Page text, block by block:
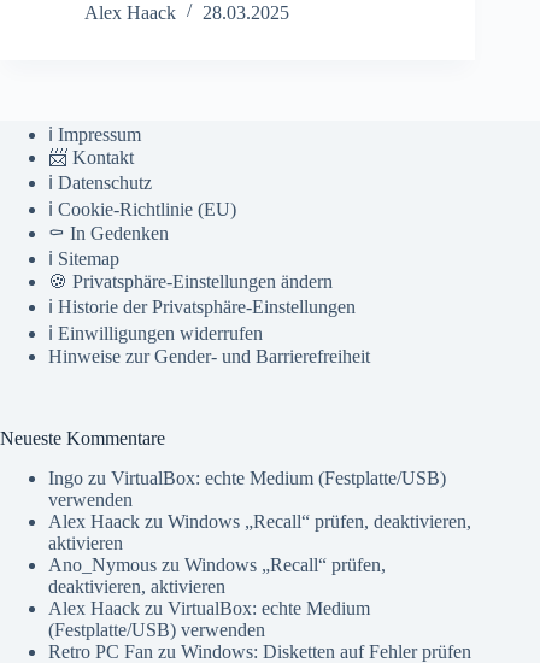
Alex Haack
28.03.2025
ℹ️ Impressum
📨 Kontakt
ℹ️ Datenschutz
ℹ️ Cookie-Richtlinie (EU)
⚰️ In Gedenken
ℹ️ Sitemap
🍪 Privatsphäre-Einstellungen ändern
ℹ️ Historie der Privatsphäre-Einstellungen
ℹ️ Einwilligungen widerrufen
Hinweise zur Gender- und Barrierefreiheit
Neueste Kommentare
Ingo zu VirtualBox: echte Medium (Festplatte/USB)
verwenden
Alex Haack zu Windows „Recall“ prüfen, deaktivieren,
aktivieren
Ano_Nymous zu Windows „Recall“ prüfen,
deaktivieren, aktivieren
Alex Haack zu VirtualBox: echte Medium
(Festplatte/USB) verwenden
Retro PC Fan zu Windows: Disketten auf Fehler prüfen